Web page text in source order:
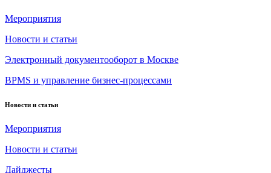
Мероприятия
Новости и статьи
Электронный документооборот в Москве
BPMS и управление бизнес-процессами
Новости и статьи
Мероприятия
Новости и статьи
Дайджесты